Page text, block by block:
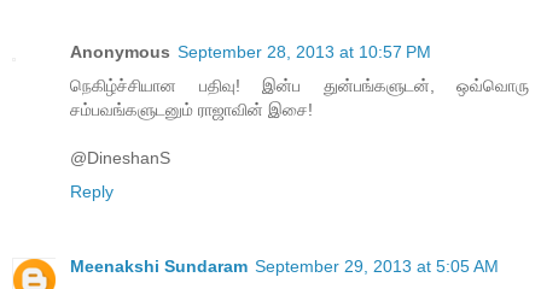
Anonymous September 28, 2013 at 10:57 PM
நெகிழ்ச்சியான பதிவு! இன்ப துன்பங்களுடன், ஒவ்வொரு
சம்பவங்களுடனும் ராஜாவின் இசை!
@DineshanS
Reply
Meenakshi Sundaram September 29, 2013 at 5:05 AM